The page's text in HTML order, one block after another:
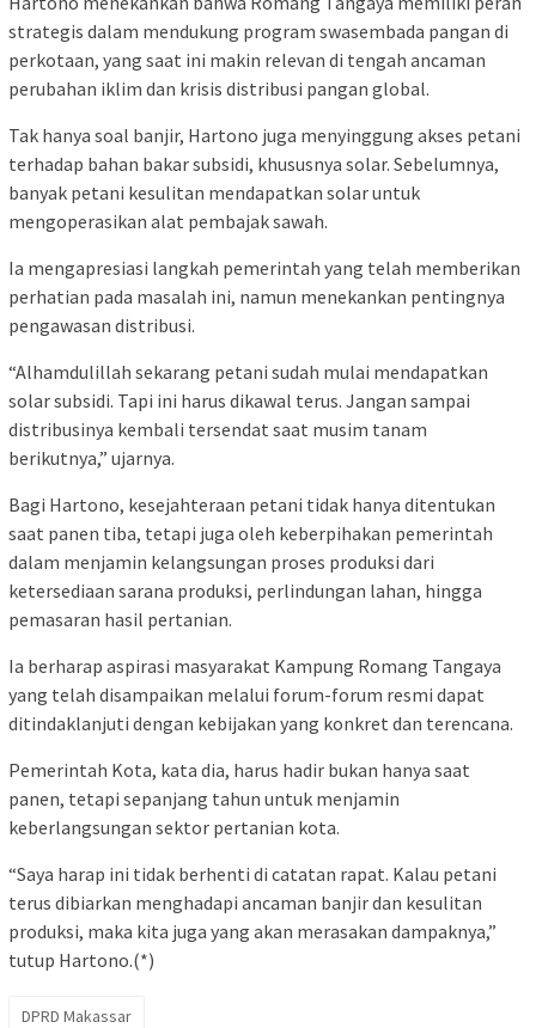
strategis dalam mendukung program swasembada pangan di
perkotaan, yang saat ini makin relevan di tengah ancaman
perubahan iklim dan krisis distribusi pangan global.
Tak hanya soal banjir, Hartono juga menyinggung akses petani
terhadap bahan bakar subsidi, khususnya solar. Sebelumnya,
banyak petani kesulitan mendapatkan solar untuk
mengoperasikan alat pembajak sawah.
Ia mengapresiasi langkah pemerintah yang telah memberikan
perhatian pada masalah ini, namun menekankan pentingnya
pengawasan distribusi.
“Alhamdulillah sekarang petani sudah mulai mendapatkan
solar subsidi. Tapi ini harus dikawal terus. Jangan sampai
distribusinya kembali tersendat saat musim tanam
berikutnya,” ujarnya.
Bagi Hartono, kesejahteraan petani tidak hanya ditentukan
saat panen tiba, tetapi juga oleh keberpihakan pemerintah
dalam menjamin kelangsungan proses produksi dari
ketersediaan sarana produksi, perlindungan lahan, hingga
pemasaran hasil pertanian.
Ia berharap aspirasi masyarakat Kampung Romang Tangaya
yang telah disampaikan melalui forum-forum resmi dapat
ditindaklanjuti dengan kebijakan yang konkret dan terencana.
Pemerintah Kota, kata dia, harus hadir bukan hanya saat
panen, tetapi sepanjang tahun untuk menjamin
keberlangsungan sektor pertanian kota.
“Saya harap ini tidak berhenti di catatan rapat. Kalau petani
terus dibiarkan menghadapi ancaman banjir dan kesulitan
produksi, maka kita juga yang akan merasakan dampaknya,”
tutup Hartono.(*)
DPRD Makassar